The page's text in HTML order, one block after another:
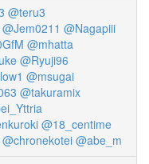
@teru3
@Jem0211 @Nagapiii
@mhatta
@Ryuji96
@msugai
@takuramix
@18_centime
@chronekotei @abe_m